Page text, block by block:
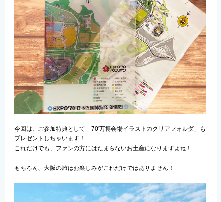
今回は、ご参加特典として「70'万博会場イラストのクリアフォルダ」も
プレゼントしちゃいます！
これだけでも、ファンの方にはたまらないお土産になりますよね！
もちろん、大阪の旅はお楽しみがこれだけではありません！